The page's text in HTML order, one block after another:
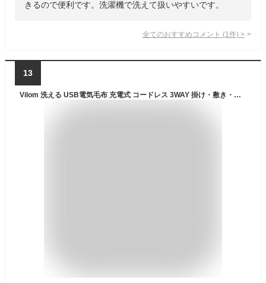
きるので便利です。洗濯機で洗えて扱いやすいです。
全てのおすすめコメント (1 件) >
13
Vilom 洗える USB電気毛布 充電式 コードレス 3WAY 掛け・敷き・膝掛け対応 モバイルバッテリー対応 コンパクト 軽量 アウトドア キャンプ こたつ オフィス用 防寒 寝袋代用 旅行用 冬用 防水 洗濯可能 暖房ブランケット 快適 保温 (グリーン)